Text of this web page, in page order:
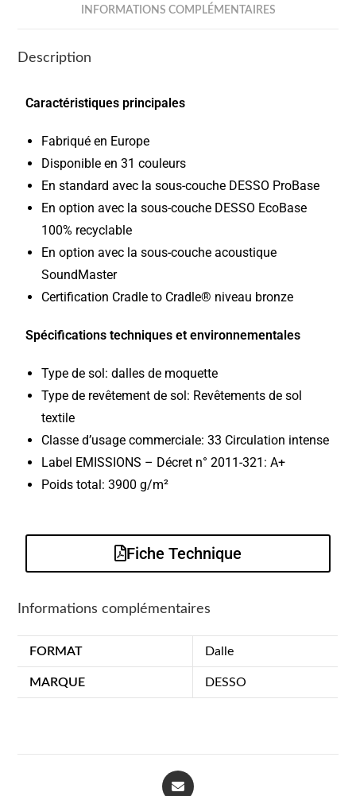
INFORMATIONS COMPLÉMENTAIRES
Description
Caractéristiques principales
Fabriqué en Europe
Disponible en 31 couleurs
En standard avec la sous-couche DESSO ProBase
En option avec la sous-couche DESSO EcoBase
100% recyclable
En option avec la sous-couche acoustique
SoundMaster
Certification Cradle to Cradle® niveau bronze
Spécifications techniques et environnementales
Type de sol:dalles de moquette
Type de revêtement de sol: Revêtements de sol
textile
Classe d’usage commerciale:33 Circulation intense
Label EMISSIONS – Décret n° 2011-321:A+
Poids total:3900 g/m²
Fiche Technique
Informations complémentaires
FORMAT Dalle
MARQUE DESSO